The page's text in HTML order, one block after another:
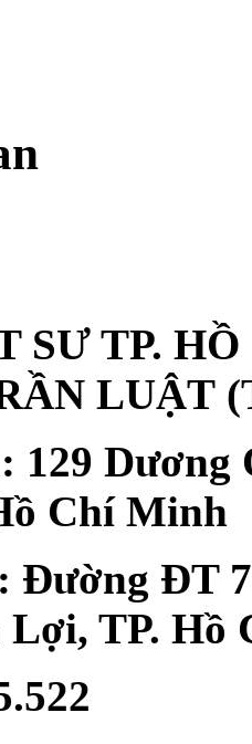
SƯ TP.
LUẬT
129 Dương
Chí Minh
Đường ĐT
Lợi, TP. Hồ